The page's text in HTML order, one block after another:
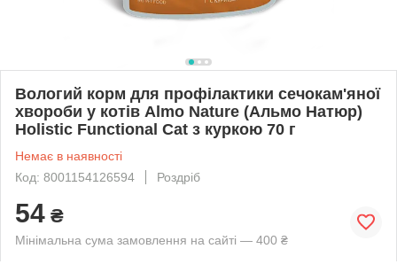
Вологий корм для профілактики сечокам'яної
хвороби у котів Almo Nature (Альмо Натюр)
Holistic Functional Cat з куркою 70 г
Немає в наявності
Код: 8001154126594
Роздріб
54 ₴
Мінімальна сума замовлення на сайті — 400 ₴